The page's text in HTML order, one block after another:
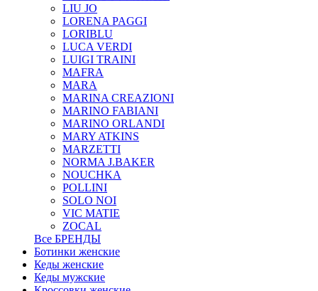
LIU JO
LORENA PAGGI
LORIBLU
LUCA VERDI
LUIGI TRAINI
MAFRA
MARA
MARINA CREAZIONI
MARINO FABIANI
MARINO ORLANDI
MARY ATKINS
MARZETTI
NORMA J.BAKER
NOUCHKA
POLLINI
SOLO NOI
VIC MATIE
ZOCAL
Все БРЕНДЫ
Ботинки женские
Кеды женские
Кеды мужские